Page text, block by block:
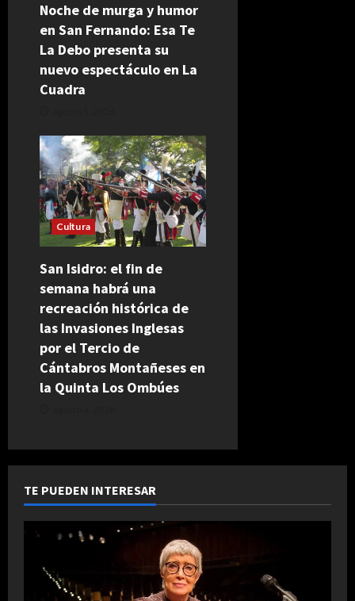
Noche de murga y humor
en San Fernando: Esa Te
La Debo presenta su
nuevo espectáculo en La
Cuadra
Cultura
San Isidro: el fin de
semana habrá una
recreación histórica de
las Invasiones Inglesas
por el Tercio de
Cántabros Montañeses en
la Quinta Los Ombúes
TE PUEDEN INTERESAR